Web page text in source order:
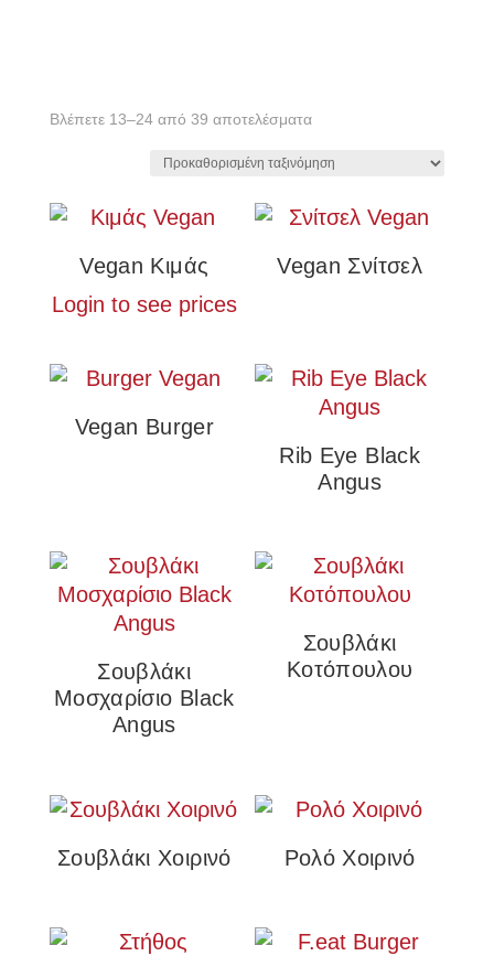
Βλέπετε 13–24 από 39 αποτελέσματα
Vegan Κιμάς
Login to see prices
Vegan Σνίτσελ
Vegan Burger
Rib Eye Black
Angus
Σουβλάκι
Μοσχαρίσιο Black
Angus
Σουβλάκι
Kοτόπουλου
Σουβλάκι Χοιρινό Ρολό Χοιρινό